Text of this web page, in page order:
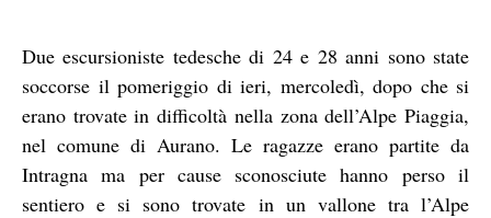
Due escursioniste tedesche di 24 e 28 anni sono state
soccorse il pomeriggio di ieri, mercoledì, dopo che si
erano trovate in difficoltà nella zona dell’Alpe Piaggia,
nel comune di Aurano. Le ragazze erano partite da
Intragna ma per cause sconosciute hanno perso il
sentiero e si sono trovate in un vallone tra l’Alpe